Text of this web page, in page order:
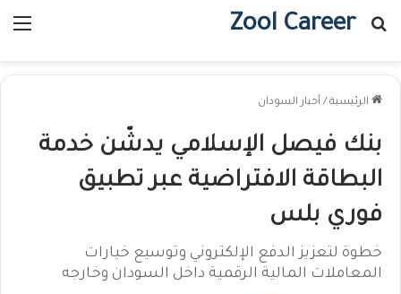
Zool Career
بحث عن
الرئيسية / أخبار السودان
بنك فيصل الإسلامي يدشّن خدمة
البطاقة الافتراضية عبر تطبيق
فوري بلس
خطوة لتعزيز الدفع الإلكتروني وتوسيع خيارات
المعاملات المالية الرقمية داخل السودان وخارجه